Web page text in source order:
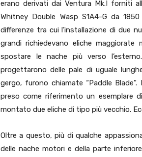
erano derivati dai Ventura Mk.I forniti
Whitney Double Wasp S1A4-G da
differenze tra cui l’installazione di due
grandi richiedevano eliche
spostare le nache più verso
progettarono delle pale di uguale
gergo, furono chiamate “Paddle
preso come riferimento un esemplare
montato due eliche di tipo più vecchio.
Oltre a questo, più di qualche
delle nache motori e della parte